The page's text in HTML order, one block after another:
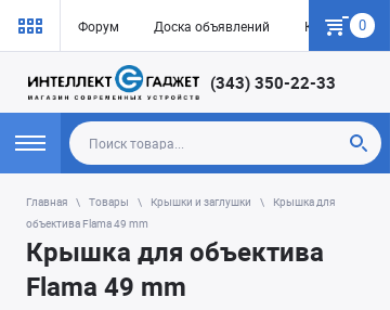
Форум Доска объявлений Как купить
0
(343) 350-22-33
Главная Товары Крышки и заглушки
Крышка для
объектива Flama 49 mm
Крышка для объектива
Flama 49 mm